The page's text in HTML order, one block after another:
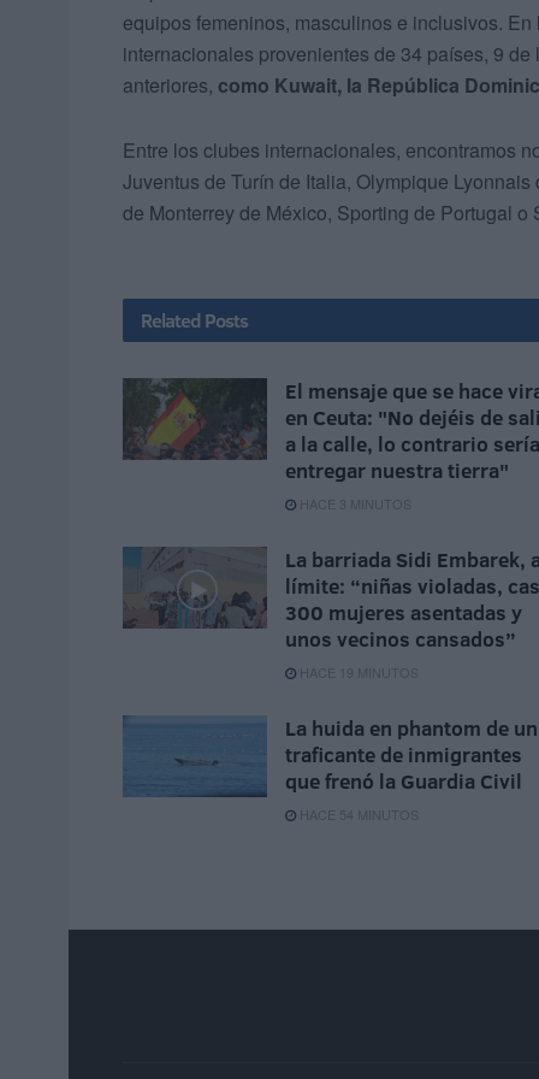
equipos femeninos, masculinos e inclusivos.
internacionales provenientes de 34 países, 9
anteriores, como Kuwait, la República
Entre los clubes internacionales, encontramos
Juventus de Turín de Italia, Olympique
de Monterrey de México, Sporting de Portugal
Related Posts
El mensaje que se hace
en Ceuta: "No dejéis de
a la calle, lo contrario sería
entregar nuestra tierra"
HACE 3 MINUTOS
La barriada Sidi Embarek,
límite: “niñas violadas,
300 mujeres asentadas y
unos vecinos cansados”
HACE 19 MINUTOS
La huida en phantom de un
traficante de inmigrantes
que frenó la Guardia Civil
HACE 54 MINUTOS